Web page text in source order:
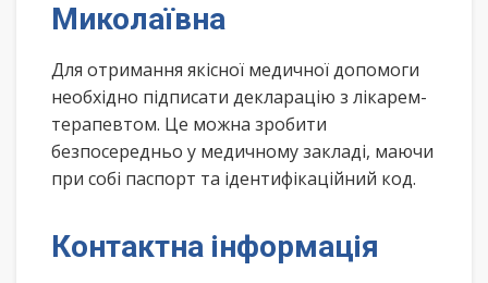
Миколаївна
Для отримання якісної медичної допомоги
необхідно підписати декларацію з лікарем-
терапевтом. Це можна зробити
безпосередньо у медичному закладі, маючи
при собі паспорт та ідентифікаційний код.
Контактна інформація